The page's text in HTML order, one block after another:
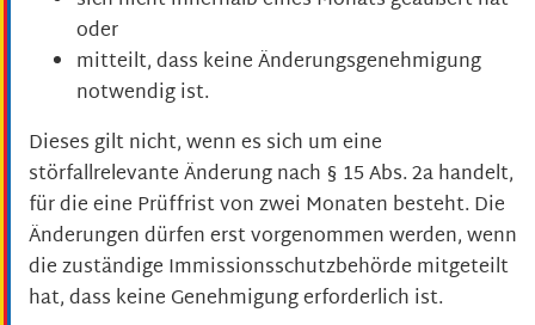
oder
mitteilt, dass keine Änderungsgenehmigung
notwendig ist.
Dieses gilt nicht, wenn es sich um eine
störfallrelevante Änderung nach § 15 Abs. 2a handelt,
für die eine Prüffrist von zwei Monaten besteht. Die
Änderungen dürfen erst vorgenommen werden, wenn
die zuständige Immissionsschutzbehörde mitgeteilt
hat, dass keine Genehmigung erforderlich ist.